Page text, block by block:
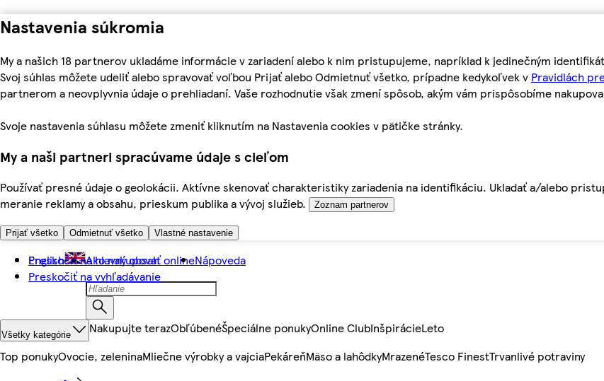
Nastavenia súkromia
My a našich 18 partnerov ukladáme informácie v zariadení alebo k nim pristupujeme, napríklad k jedinečným
Svoj súhlas môžete udeliť alebo spravovať voľbou Prijať alebo Odmietnuť všetko, prípadne kedykoľvek v Pravidlách
partnerom a neovplyvnia údaje o prehliadaní. Vaše rozhodnutie však zmení spôsob, akým vám prispôsobíme
Svoje nastavenia súhlasu môžete zmeniť kliknutím na Nastavenia cookies v pätičke stránky.
My a naši partneri spracúvame údaje s cieľom
Používať presné údaje o geolokácii. Aktívne skenovať charakteristiky zariadenia na identifikáciu. Ukladať a/alebo
meranie reklamy a obsahu, prieskum publika a vývoj služieb.
Zoznam partnerov
Prijať všetko Odmietnuť všetko Vlastné nastavenie
Preskočiť na hlavný obsah
Preskočiť na vyhľadávanie
English Ako nakupovať onlineNápoveda
Všetky kategórie Nakupujte terazObľúbenéŠpeciálne ponukyOnline ClubInšpirácieLeto
Top ponukyOvocie, zeleninaMliečne výrobky a vajciaPekáreňMäso a lahôdkyMrazenéTesco FinestTrvanlivé potraviny